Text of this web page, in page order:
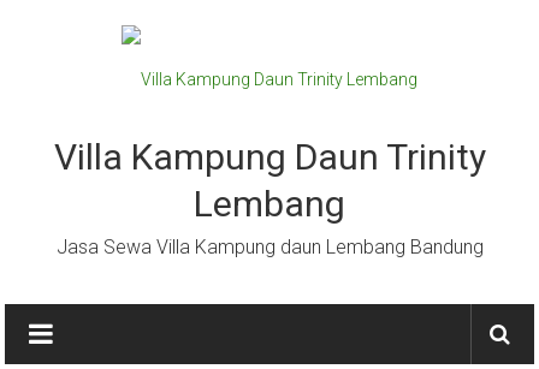
Villa Kampung Daun Trinity
Lembang
Jasa Sewa Villa Kampung daun Lembang Bandung